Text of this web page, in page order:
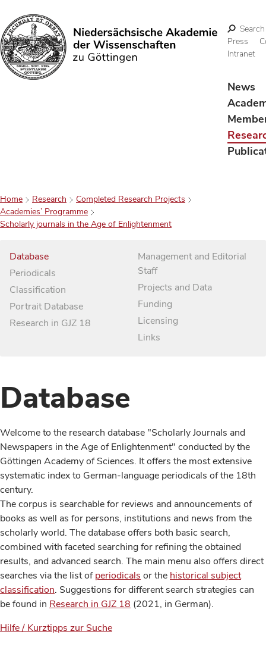
Search
Search
Press
Intranet
News
Home Research
Completed Research Projects
Academies’ Programme
Scholarly journals in the Age of Enlightenment
Database
Periodicals
Classification
Portrait Database
Research in GJZ 18
Management and Editorial
Staff
Projects and Data
Funding
Licensing
Links
Database
Welcome to the research database "Scholarly Journals and
Newspapers in the Age of Enlightenment" conducted by the
Göttingen Academy of Sciences. It offers the most extensive
systematic index to German-language periodicals of the 18th
century.
The corpus is searchable for reviews and announcements of
books as well as for persons, institutions and news from the
scholarly world. The database offers both basic search,
combined with faceted searching for refining the obtained
results, and advanced search. The main menu also offers direct
searches via the list ofperiodicals or the historical subject
classification. Suggestions for different search strategies can
be found in Research in GJZ 18 (2021, in German).
Hilfe / Kurztipps zur Suche